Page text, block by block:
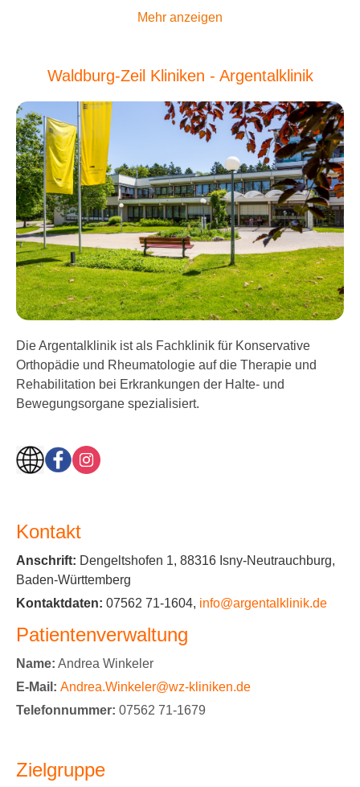
Mehr anzeigen
Waldburg-Zeil Kliniken - Argentalklinik
Die Argentalklinik ist als Fachklinik für Konservative
Orthopädie und Rheumatologie auf die Therapie und
Rehabilitation bei Erkrankungen der Halte- und
Bewegungsorgane spezialisiert.
Kontakt
Anschrift: Dengeltshofen 1, 88316 Isny-Neutrauchburg,
Baden-Württemberg
Kontaktdaten: 07562 71-1604, info@argentalklinik.de
Patientenverwaltung
Name: Andrea Winkeler
E-Mail: Andrea.Winkeler@wz-kliniken.de
Telefonnummer: 07562 71-1679
Zielgruppe